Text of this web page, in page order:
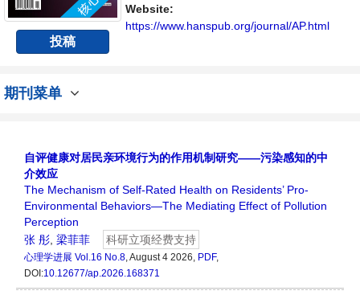
投稿
与发展的交流平台。
Website:
https://www.hanspub.org/journal/AP.html
期刊菜单
自评健康对居民亲环境行为的作用机制研究——污染感知的中
介效应
The Mechanism of Self-Rated Health on Residents’ Pro-
Environmental Behaviors—The Mediating Effect of Pollution
Perception
张 彤 梁菲菲 科研立项经费支持
心理学进展 Vol.16 No.8, August 4 2026, PDF,
DOI:10.12677/ap.2026.168371